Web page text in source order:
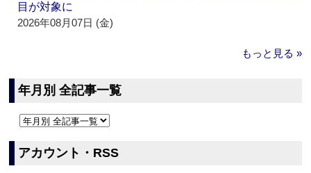
目が対象に
2026年08月07日 (金)
もっと見る »
年月別 全記事一覧
アカウント・RSS